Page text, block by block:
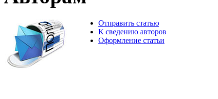
Отправить статью
К сведению авторов
Оформление статьи